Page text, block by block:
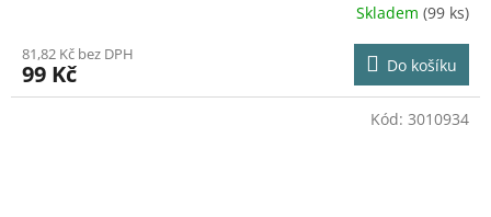
Skladem (99 ks)
81,82 Kč bez DPH
99 Kč Do košíku
Kód: 3010934